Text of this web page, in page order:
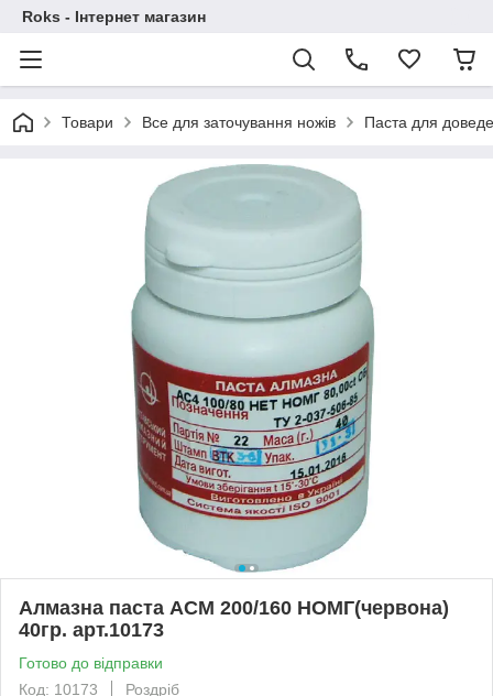
Roks - Інтернет магазин
Товари Все для заточування ножів Паста для
Алмазна паста АСМ 200/160 НОМГ(червона)
40гр. арт.10173
Готово до відправки
Код: 10173
Роздріб